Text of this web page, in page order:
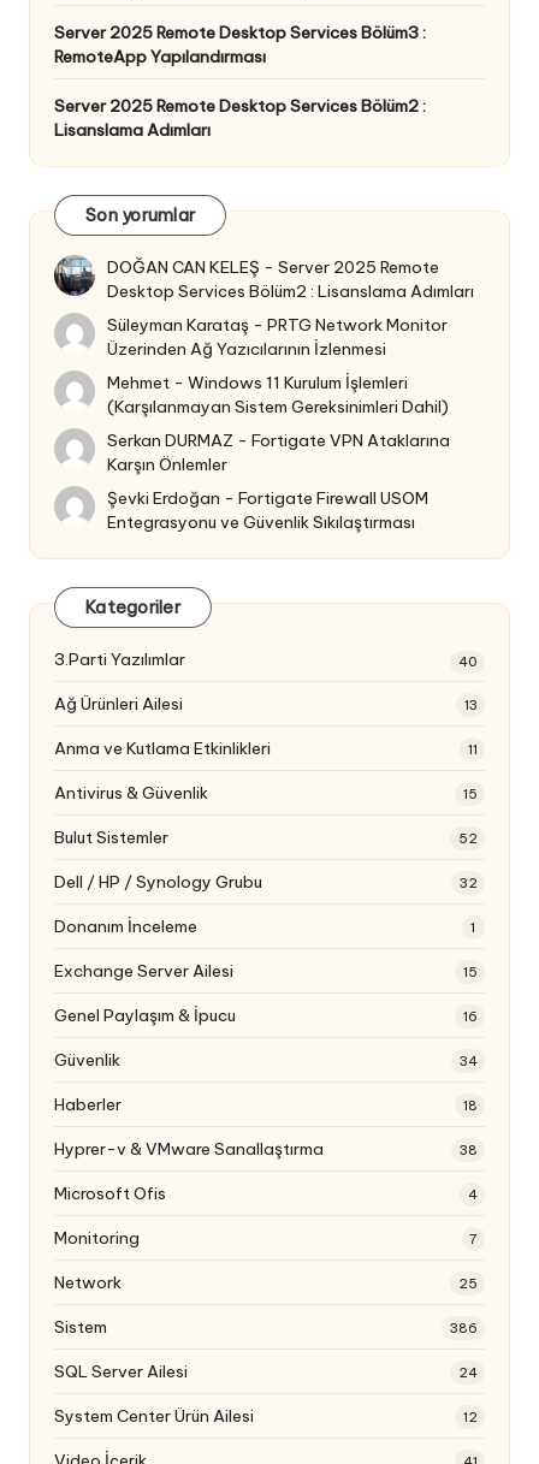
Server 2025 Remote Desktop Services Bölüm3 :
RemoteApp Yapılandırması
Server 2025 Remote Desktop Services Bölüm2 :
Lisanslama Adımları
Son yorumlar
DOĞAN CAN KELEŞ -Server 2025 Remote
Desktop Services Bölüm2 : Lisanslama Adımları
Süleyman Karataş -PRTG Network Monitor
Üzerinden Ağ Yazıcılarının İzlenmesi
Mehmet -Windows 11 Kurulum İşlemleri
(Karşılanmayan Sistem Gereksinimleri Dahil)
Serkan DURMAZ -Fortigate VPN Ataklarına
Karşın Önlemler
Şevki Erdoğan -Fortigate Firewall USOM
Entegrasyonu ve Güvenlik Sıkılaştırması
Kategoriler
3.Parti Yazılımlar 40
Ağ Ürünleri Ailesi 13
Anma ve Kutlama Etkinlikleri 11
Antivirus & Güvenlik 15
Bulut Sistemler 52
Dell / HP / Synology Grubu 32
Donanım İnceleme 1
Exchange Server Ailesi 15
Genel Paylaşım & İpucu 16
Güvenlik 34
Haberler 18
Hyprer-v & VMware Sanallaştırma 38
Microsoft Ofis 4
Monitoring 7
Network 25
Sistem 386
SQL Server Ailesi 24
System Center Ürün Ailesi 12